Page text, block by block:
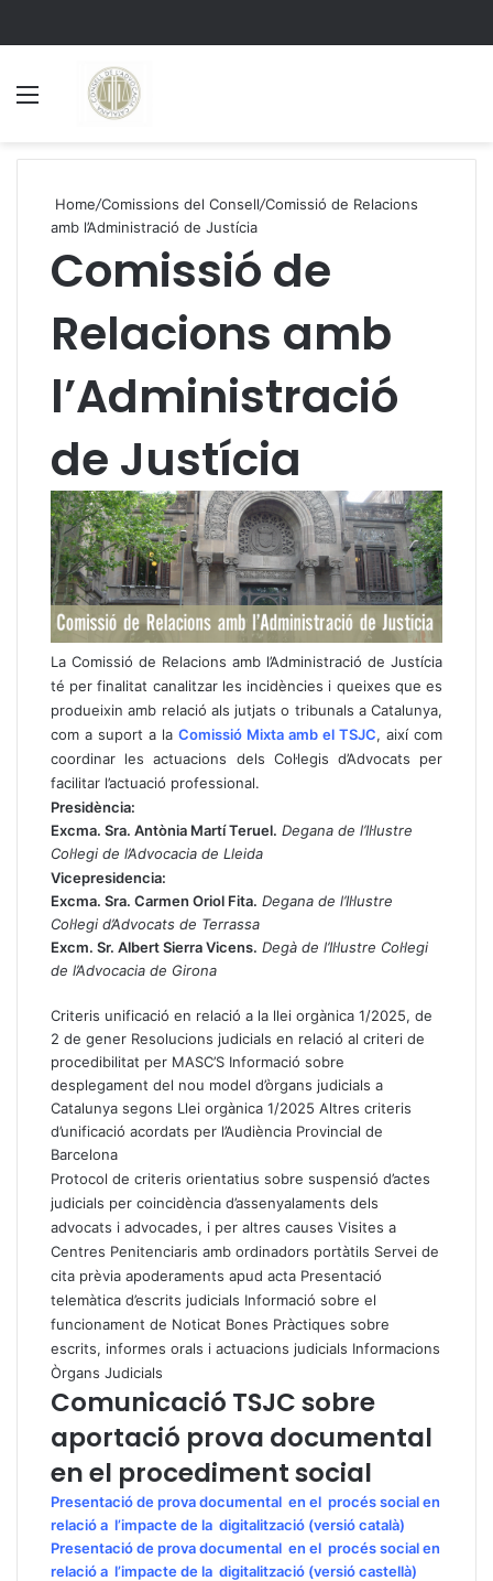
Home/Comissions del Consell/Comissió de Relacions
amb l’Administració de Justícia
Comissió de
Relacions amb
l’Administració
de Justícia
La Comissió de Relacions amb l’Administració de Justícia
té per finalitat canalitzar les incidències i queixes que es
produeixin amb relació als jutjats o tribunals a Catalunya,
com a suport a la Comissió Mixta amb el TSJC, així com
coordinar les actuacions dels Col·legis d’Advocats per
facilitar l’actuació professional.
Presidència:
Excma. Sra. Antònia Martí Teruel. Degana de l’Il·lustre
Col·legi de l’Advocacia de Lleida
Vicepresidencia:
Excma. Sra. Carmen Oriol Fita. Degana de l’Il·lustre
Col·legi d’Advocats de Terrassa
Excm. Sr. Albert Sierra Vicens. Degà de l’Il·lustre Col·legi
de l’Advocacia de Girona
Criteris unificació en relació a la llei orgànica 1/2025, de
2 de gener Resolucions judicials en relació al criteri de
procedibilitat per MASC’S Informació sobre
desplegament del nou model d’òrgans judicials a
Catalunya segons Llei orgànica 1/2025 Altres criteris
d’unificació acordats per l’Audiència Provincial de
Barcelona
Protocol de criteris orientatius sobre suspensió d’actes
judicials per coincidència d’assenyalaments dels
advocats i advocades, i per altres causes Visites a
Centres Penitenciaris amb ordinadors portàtils Servei de
cita prèvia apoderaments apud acta Presentació
telemàtica d’escrits judicials Informació sobre el
funcionament de Noticat Bones Pràctiques sobre
escrits, informes orals i actuacions judicials Informacions
Òrgans Judicials
Comunicació TSJC sobre
aportació prova documental
en el procediment social
Presentació de prova documental en el procés social en
relació a l’impacte de la digitalització (versió català)
Presentació de prova documental en el procés social en
relació a l’impacte de la digitalització (versió castellà)